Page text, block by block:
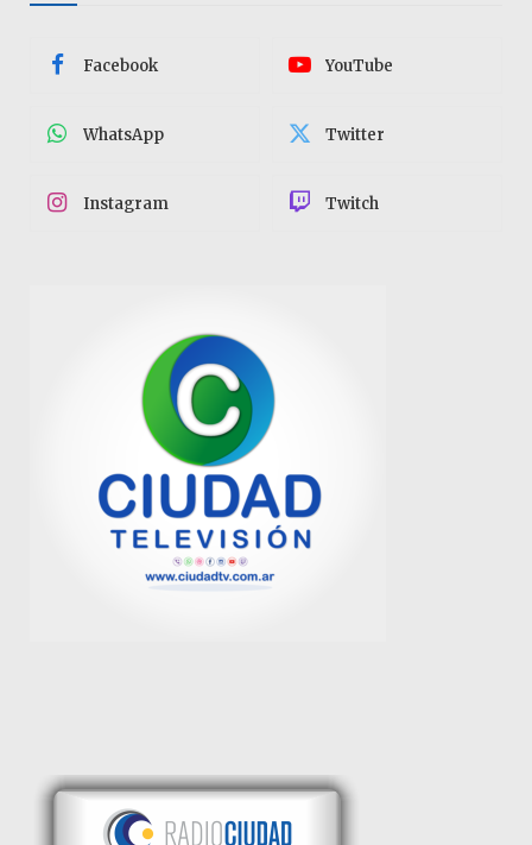
Facebook YouTube
WhatsApp Twitter
Instagram Twitch